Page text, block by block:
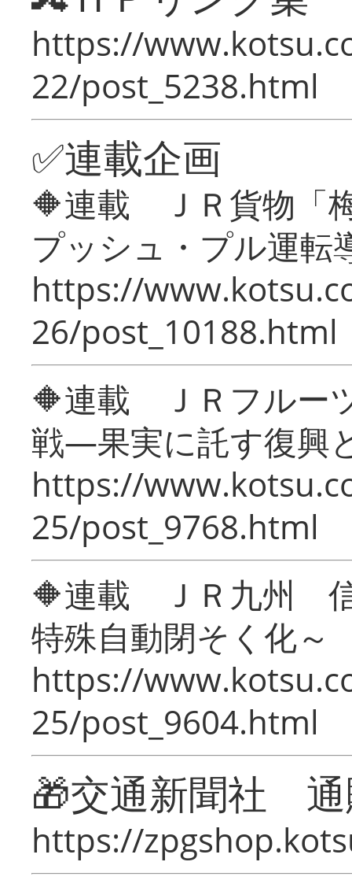
https://
22/post_5238.html
✅連載企画
🔶連載 ＪＲ貨物「
プッシュ・プル運転
https://
26/post_10188.html
🔶連載 ＪＲフルー
戦―果実に託す復興
https://
25/post_9768.html
🔶連載 ＪＲ九州 信
特殊自動閉そく化～
https://
25/post_9604.html
🎁交通新聞社
https://